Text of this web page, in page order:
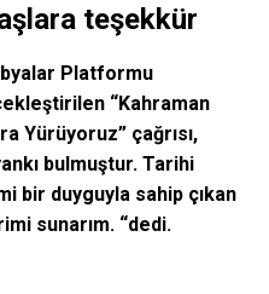
teşekkür
Platformu
“Kahraman
Yürüyoruz” çağrısı,
bulmuştur. Tarihi
bir duyguyla sahip çıkan
sunarım. “dedi.